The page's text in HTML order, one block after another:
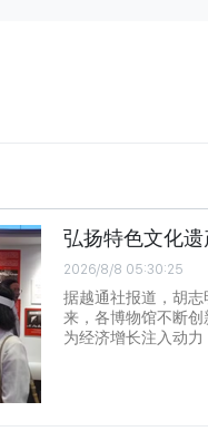
弘扬特色文化遗
2026/8/8 05:30:25
据越通社报道，胡
来，各博物馆不断创
为经济增长注入动力